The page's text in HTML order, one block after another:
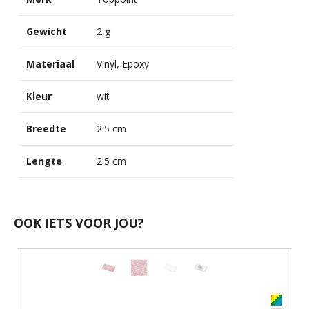
Gewicht 2 g
Materiaal Vinyl, Epoxy
Kleur wit
Breedte 2.5 cm
Lengte 2.5 cm
OOK IETS VOOR JOU?